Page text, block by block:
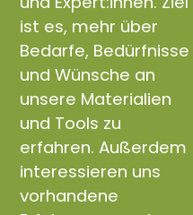
ist es, mehr über
Bedarfe, Bedürfnisse
und Wünsche an
unsere Materialien
und Tools zu
erfahren. Außerdem
interessieren uns
vorhandene